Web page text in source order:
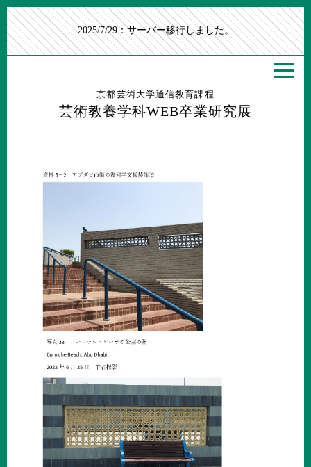
2025/7/29：サーバー移行しました。
京都芸術大学通信教育課程
芸術教養学科WEB卒業研究展